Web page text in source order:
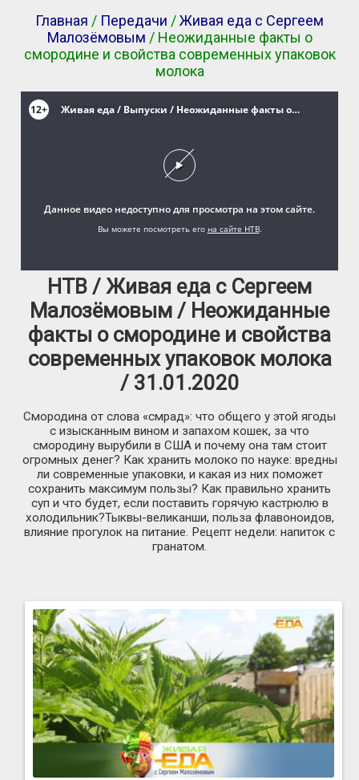
Главная / Передачи /Живая еда с Сергеем
Малозёмовым / Неожиданные факты о
смородине и свойства современных упаковок
молока
НТВ / Живая еда с Сергеем
Малозёмовым / Неожиданные
факты о смородине и свойства
современных упаковок молока
/ 31.01.2020
Смородина от слова «смрад»: что общего у этой ягоды
с изысканным вином и запахом кошек, за что
смородину вырубили в США и почему она там стоит
огромных денег? Как хранить молоко по науке: вредны
ли современные упаковки, и какая из них поможет
сохранить максимум пользы? Как правильно хранить
суп и что будет, если поставить горячую кастрюлю в
холодильник?Тыквы-великанши, польза флавоноидов,
влияние прогулок на питание. Рецепт недели: напиток с
гранатом.